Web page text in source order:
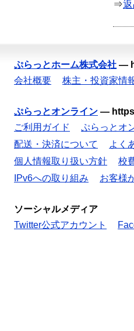
⇒
ぷらっとホーム株式会社 —
会社概要
株主・投資家情
ぷらっとオンライン —
ご利用ガイド
ぷらっとオ
配送・決済について
よく
個人情報取り扱い方針
校
IPv6への取り組み
お客様
ソーシャルメディア
Twitter公式アカウント